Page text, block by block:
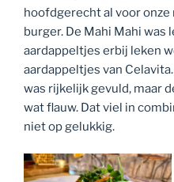
hoofdgerecht al voor onze
burger. De Mahi Mahi was
aardappeltjes erbij leken
aardappeltjes van
was rijkelijk gevuld, maar
wat flauw. Dat viel in
niet op gelukkig.